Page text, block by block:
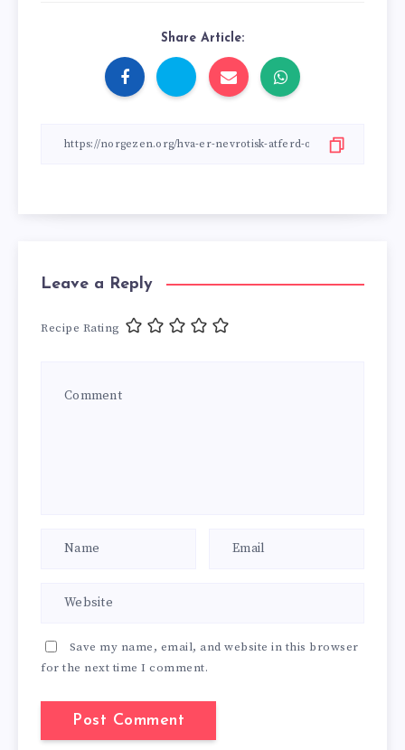
Share Article:
Leave a Reply
Recipe Rating
Save my name, email, and website in this browser
for the next time I comment.